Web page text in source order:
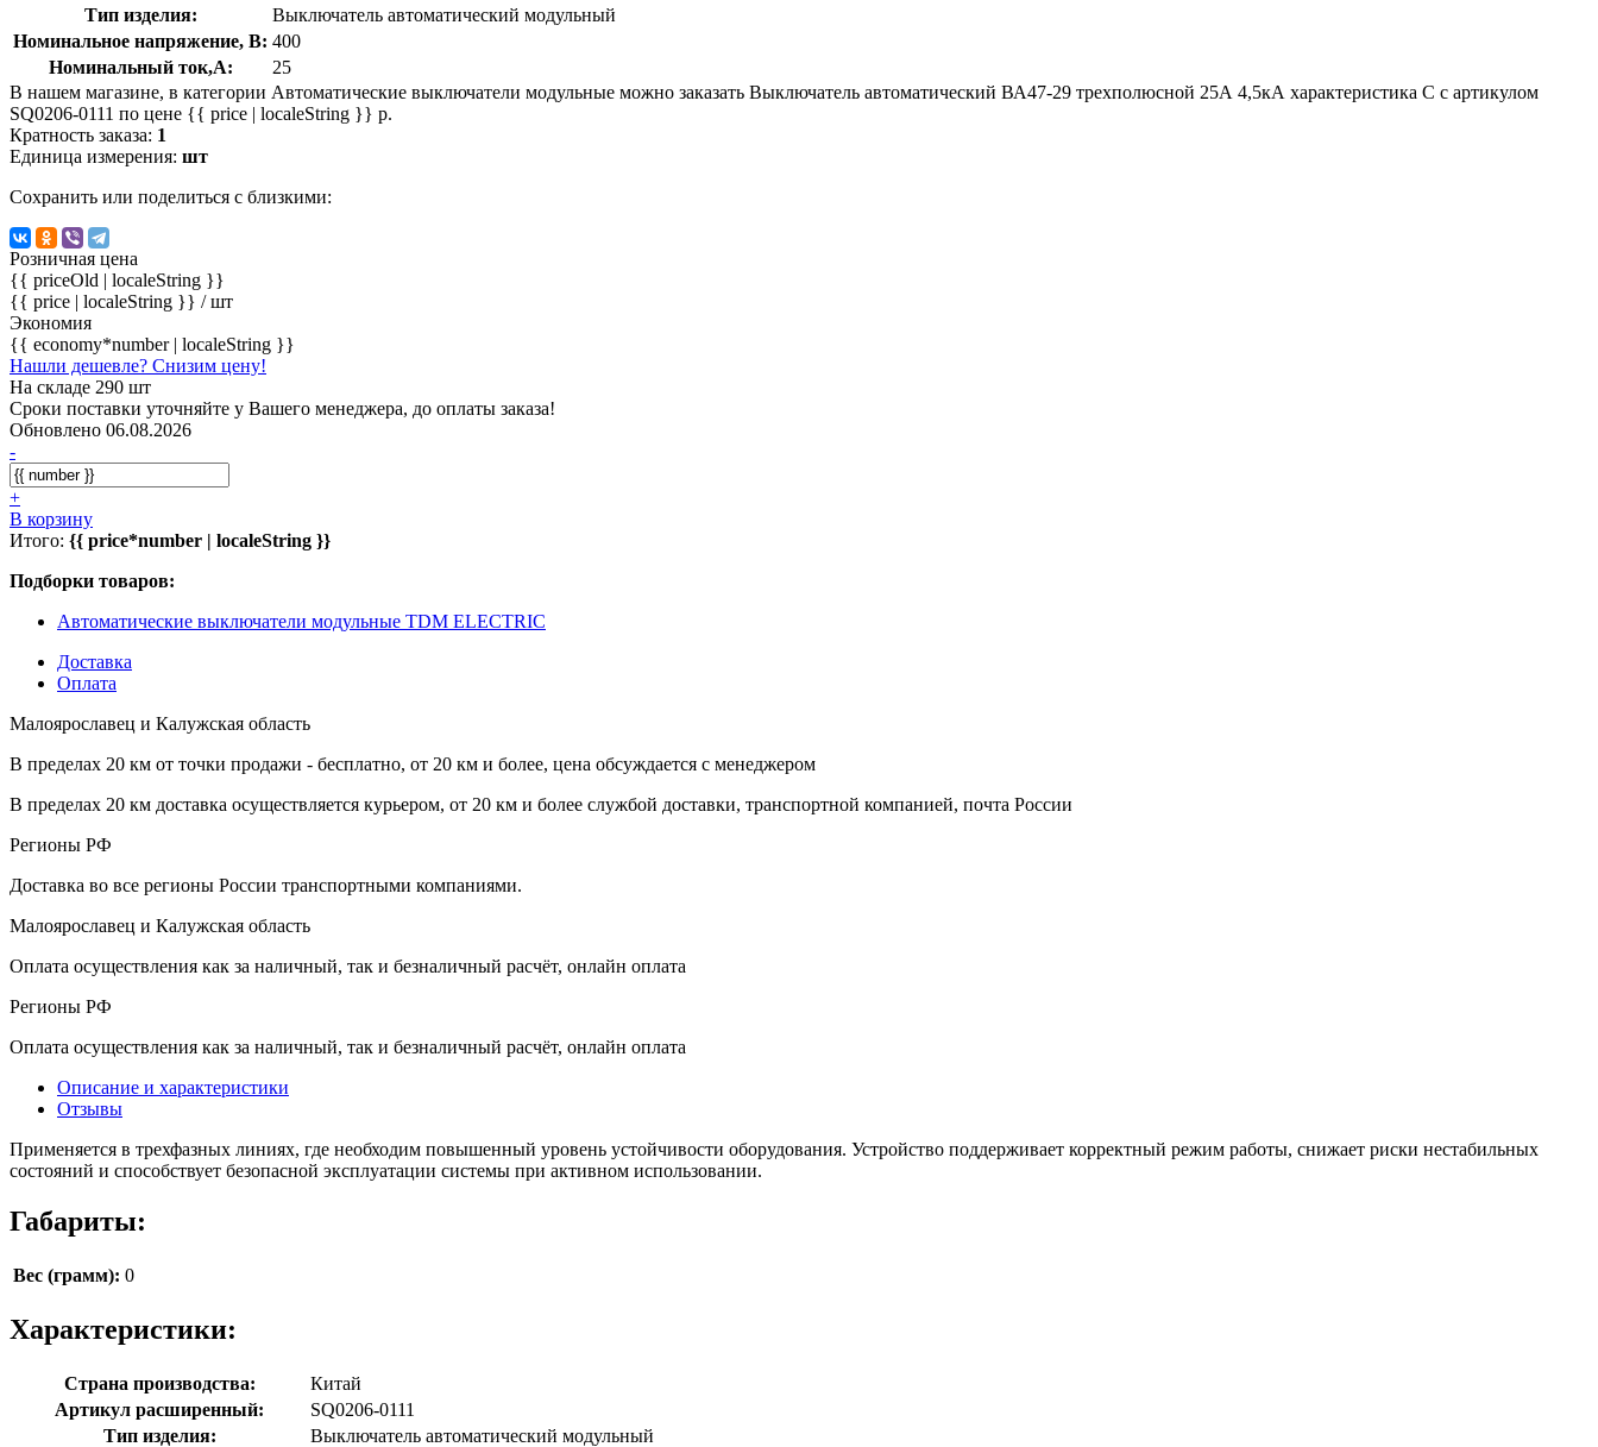
Тип изделия:
Выключатель автоматический модульный
Номинальное напряжение, В: 400
Номинальный ток,А:
25
В нашем магазине, в категории Автоматические выключатели модульные можно заказать Выключатель автоматический ВА47-29 трехполюсной 25А 4,5кА характеристика С с артикулом
SQ0206-0111 по цене {{ price | localeString }} р.
Кратность заказа: 1
Единица измерения: шт
Сохранить или поделиться с близкими:
Розничная цена
{{ priceOld | localeString }}
{{ price | localeString }} / шт
Экономия
{{ economy*number | localeString }}
Нашли дешевле? Снизим цену!
На складе 290 шт
Сроки поставки уточняйте у Вашего менеджера, до оплаты заказа!
Обновлено 06.08.2026
-
+
В корзину
Итого: {{ price*number | localeString }}
Подборки товаров:
Автоматические выключатели модульные TDM ELECTRIC
Доставка
Оплата
Малоярославец и Калужская область
В пределах 20 км от точки продажи - бесплатно, от 20 км и более, цена обсуждается с менеджером
В пределах 20 км доставка осуществляется курьером, от 20 км и более службой доставки, транспортной компанией, почта России
Регионы РФ
Доставка во все регионы России транспортными компаниями.
Малоярославец и Калужская область
Оплата осуществления как за наличный, так и безналичный расчёт, онлайн оплата
Регионы РФ
Оплата осуществления как за наличный, так и безналичный расчёт, онлайн оплата
Описание и характеристики
Отзывы
Применяется в трехфазных линиях, где необходим повышенный уровень устойчивости оборудования. Устройство поддерживает корректный режим работы, снижает риски нестабильных
состояний и способствует безопасной эксплуатации системы при активном использовании.
Габариты:
Вес (грамм): 0
Характеристики:
Страна производства:
Китай
Артикул расширенный:
SQ0206-0111
Тип изделия:
Выключатель автоматический модульный